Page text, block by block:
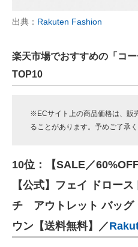
出典： Rakuten Fashion
楽天市場でおすすめの「コ
TOP10
※ECサイト上の商品価格は、販
ることがあります。予めご了承く
10位：【SALE／
【公式】フェイ ドロー
チ アウトレット バッグ
ウン【送料無料】／